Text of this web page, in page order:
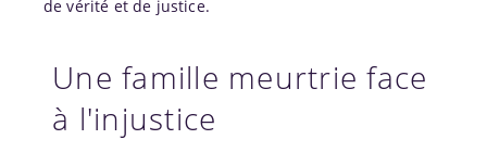
de vérité et de justice.
Une famille meurtrie face
à l'injustice